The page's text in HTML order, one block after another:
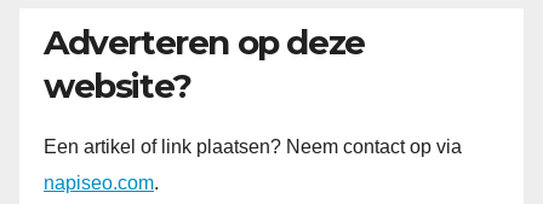
Adverteren op deze
website?
Een artikel of link plaatsen? Neem contact op via
napiseo.com.